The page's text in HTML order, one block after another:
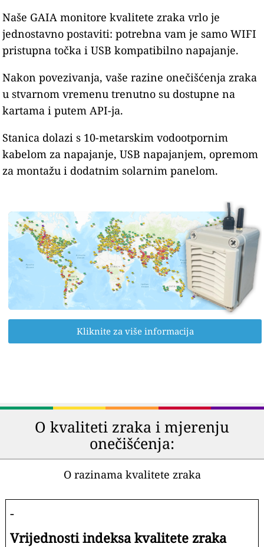
Naše GAIA monitore kvalitete zraka vrlo je
jednostavno postaviti: potrebna vam je samo WIFI
pristupna točka i USB kompatibilno napajanje.
Nakon povezivanja, vaše razine onečišćenja zraka
u stvarnom vremenu trenutno su dostupne na
kartama i putem API-ja.
Stanica dolazi s 10-metarskim vodootpornim
kabelom za napajanje, USB napajanjem, opremom
za montažu i dodatnim solarnim panelom.
Kliknite za više informacija
O kvaliteti zraka i mjerenju
onečišćenja:
O razinama kvalitete zraka
-
Vrijednosti indeksa kvalitete zraka